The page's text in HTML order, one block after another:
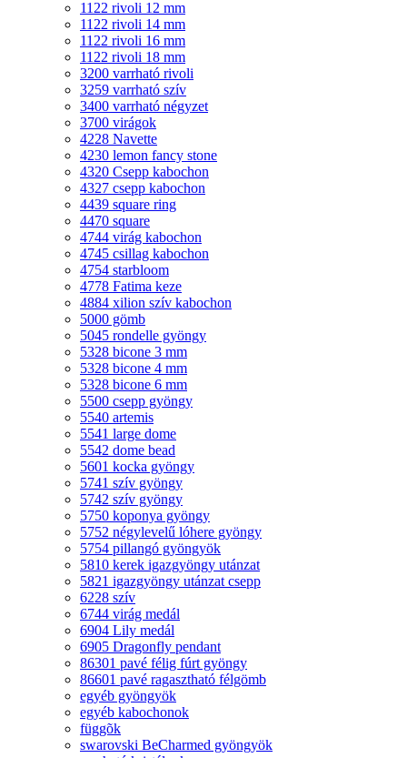
1122 rivoli 12 mm
1122 rivoli 14 mm
1122 rivoli 16 mm
1122 rivoli 18 mm
3200 varrható rivoli
3259 varrható szív
3400 varrható négyzet
3700 virágok
4228 Navette
4230 lemon fancy stone
4320 Csepp kabochon
4327 csepp kabochon
4439 square ring
4470 square
4744 virág kabochon
4745 csillag kabochon
4754 starbloom
4778 Fatima keze
4884 xilion szív kabochon
5000 gömb
5045 rondelle gyöngy
5328 bicone 3 mm
5328 bicone 4 mm
5328 bicone 6 mm
5500 csepp gyöngy
5540 artemis
5541 large dome
5542 dome bead
5601 kocka gyöngy
5741 szív gyöngy
5742 szív gyöngy
5750 koponya gyöngy
5752 négylevelű lóhere gyöngy
5754 pillangó gyöngyök
5810 kerek igazgyöngy utánzat
5821 igazgyöngy utánzat csepp
6228 szív
6744 virág medál
6904 Lily medál
6905 Dragonfly pendant
86301 pavé félig fúrt gyöngy
86601 pavé ragasztható félgömb
egyéb gyöngyök
egyéb kabochonok
függõk
swarovski BeCharmed gyöngyök